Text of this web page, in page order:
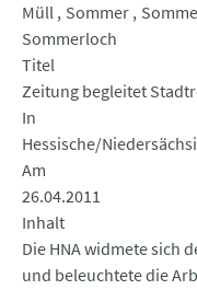
Müll Sommer
Sommerloch
Titel
In
Hessische/
Am
26.04.2011
Inhalt
Die HNA widmete sich
und beleuchtete die